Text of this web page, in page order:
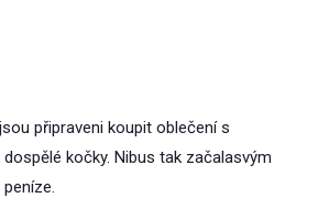
připraveni koupit oblečení s
kočky. Nibus tak začalasvým